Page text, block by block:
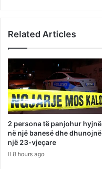
Related Articles
2 persona të panjohur hyjnë
në një banesë dhe dhunojnë
një 23-vjeçare
8 hours ago